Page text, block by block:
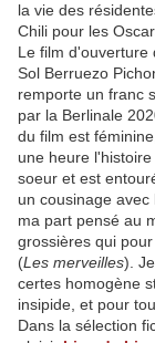
la vie des
Chili pour les
Le film d'ouverture
Sol Berruezo
remporte un franc
par la Berlinale
du film est
une heure
soeur et est
un cousinage
ma part pensé au
grossières qui
(Les merveilles).
certes homogène
insipide, et pour
Dans la sélection